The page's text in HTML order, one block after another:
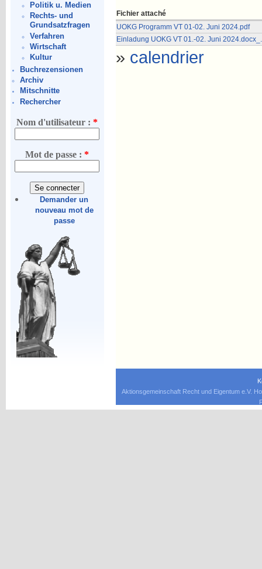
Politik u. Medien
Rechts- und
Grundsatzfragen
Verfahren
Wirtschaft
Kultur
Buchrezensionen
Archiv
Mitschnitte
Rechercher
Nom d'utilisateur :*
Mot de passe :*
Demander un
nouveau mot de
passe
Fichier attaché
UOKG Programm VT 01-02. Juni 2024.pdf
Einladung UOKG VT 01.-02. Juni
» calendrier
Aktionsgemeinschaft Recht und Eigentum e.V.